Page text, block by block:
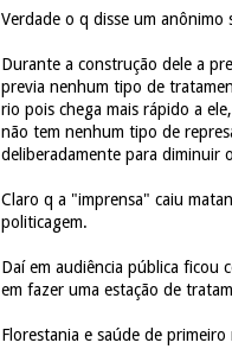
Verdade o q disse um
Durante a construção dele a
previa nenhum tipo de
rio pois chega mais rápido a
não tem nenhum tipo de
deliberadamente para diminuir
Claro q a "imprensa" caiu
politicagem.
Daí em audiência pública ficou
em fazer uma estação de
Florestania e saúde de